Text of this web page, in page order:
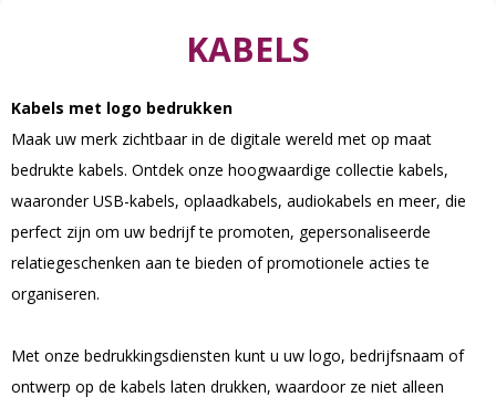
KABELS
Kabels met logo bedrukken
Maak uw merk zichtbaar in de digitale wereld met op maat
bedrukte kabels. Ontdek onze hoogwaardige collectie kabels,
waaronder USB-kabels, oplaadkabels, audiokabels en meer, die
perfect zijn om uw bedrijf te promoten, gepersonaliseerde
relatiegeschenken aan te bieden of promotionele acties te
organiseren.
Met onze bedrukkingsdiensten kunt u uw logo, bedrijfsnaam of
ontwerp op de kabels laten drukken, waardoor ze niet alleen